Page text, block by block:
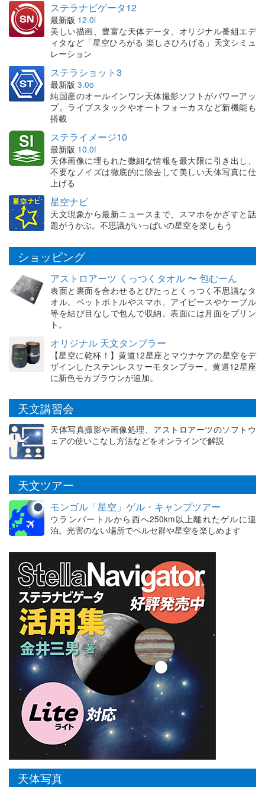
ステラナビゲータ12
最新版 12.0i
美しい描画、豊富な天体データ、オリジナル番組エデ
ィタなど「星空ひろがる 楽しさひろげる」天文シミュ
レーション
ステラショット3
最新版 3.0o
純国産のオールインワン天体撮影ソフトがパワーアッ
プ。ライブスタックやオートフォーカスなど新機能も
搭載
ステライメージ10
最新版 10.0f
天体画像に埋もれた微細な情報を最大限に引き出し、
不要なノイズは徹底的に除去して美しい天体写真に仕
上げる
星空ナビ
天文現象から最新ニュースまで、スマホをかざすと話
題がうかぶ。不思議がいっぱいの星空を楽しもう
ショッピング
アストロアーツ くっつくタオル 〜 包むーん
表面と裏面を合わせるとぴたっとくっつく不思議なタ
オル。ペットボトルやスマホ、アイピースやケーブル
等を結び目なしで包んで収納。表面には月面をプリン
ト。
オリジナル 天文タンブラー
【星空に乾杯！】黄道12星座とマウナケアの星空をデ
ザインしたステンレスサーモタンブラー。黄道12星座
に新色モカブラウンが追加。
天文講習会
天体写真撮影や画像処理、アストロアーツのソフトウ
ェアの使いこなし方法などをオンラインで解説
天文ツアー
モンゴル「星空」ゲル・キャンプツアー
ウランバートルから西へ250km以上離れたゲルに連
泊。光害のない場所でペルセ群や星空を楽しめます
天体写真